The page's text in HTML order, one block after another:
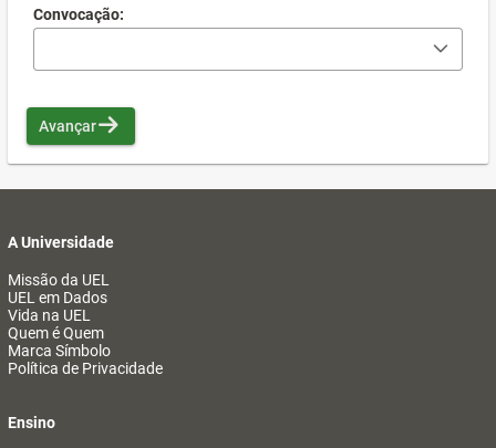
Convocação:
Avançar
A Universidade
Missão da UEL
UEL em Dados
Vida na UEL
Quem é Quem
Marca Símbolo
Política de Privacidade
Ensino